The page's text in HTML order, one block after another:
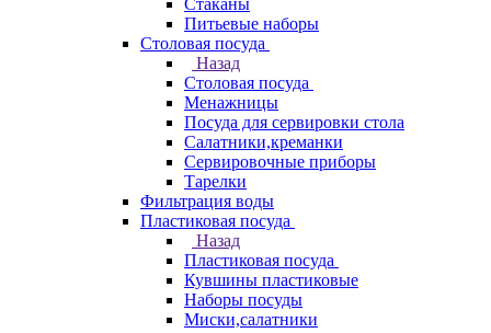
Стаканы
Питьевые наборы
Столовая посуда
Назад
Столовая посуда
Менажницы
Посуда для сервировки стола
Салатники,креманки
Сервировочные приборы
Тарелки
Фильтрация воды
Пластиковая посуда
Назад
Пластиковая посуда
Кувшины пластиковые
Наборы посуды
Миски,салатники